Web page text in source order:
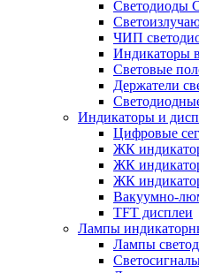
Светодиоды
ЧИП
Индикаторы
Световые
Держатели
Индикаторы и
Цифровые
ЖК
ЖК
ЖК
Вакуумно-
TFT дисплеи
Лампы
Лампы